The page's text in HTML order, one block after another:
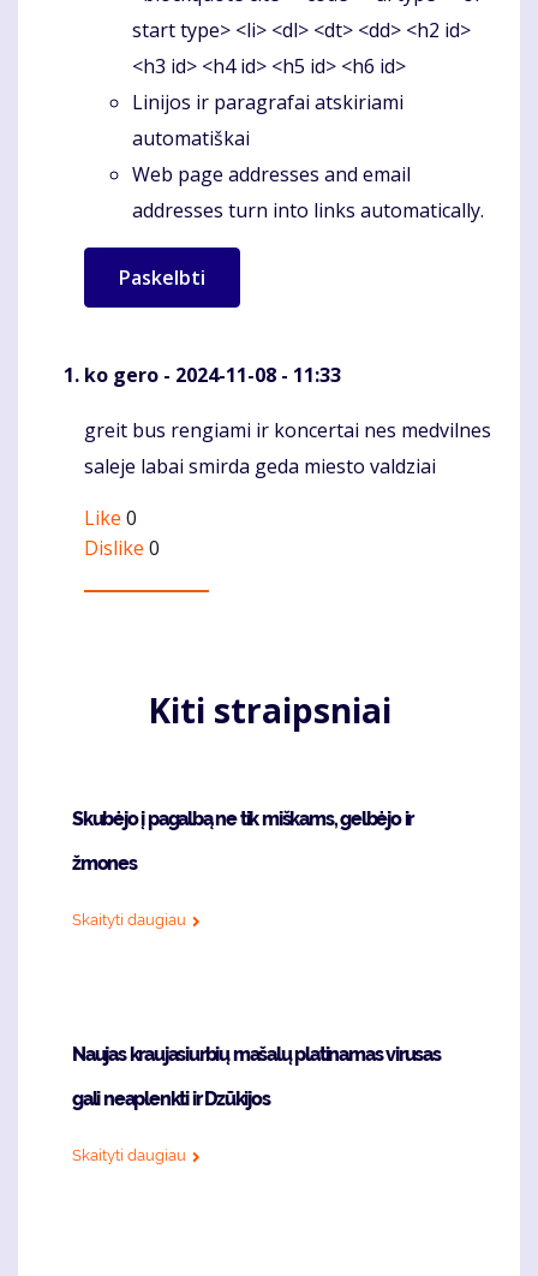
start type> <li> <dl> <dt> <dd> <h2 id>
<h3 id> <h4 id> <h5 id> <h6 id>
Linijos ir paragrafai atskiriami
automatiškai
Web page addresses and email
addresses turn into links automatically.
ko gero - 2024-11-08 - 11:33
Komentaras
greit bus rengiami ir koncertai nes medvilnes
saleje labai smirda geda miesto valdziai
Like 0
Dislike 0
Kiti straipsniai
Skubėjo į pagalbą ne tik miškams, gelbėjo ir
žmones
Skaityti daugiau
Naujas kraujasiurbių mašalų platinamas virusas
gali neaplenkti ir Dzūkijos
Skaityti daugiau